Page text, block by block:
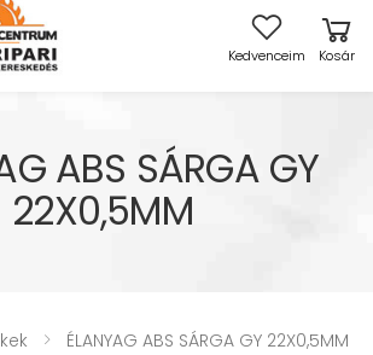
menu Kedvenceim Kosár
ABS SÁRGA GY
22X0,5MM
ÉLANYAG ABS SÁRGA GY 22X0,5MM